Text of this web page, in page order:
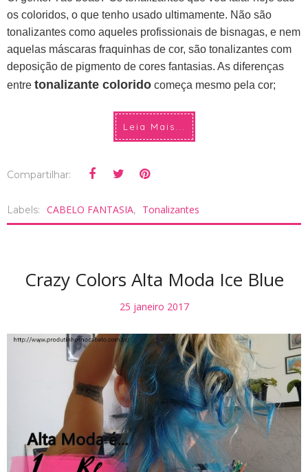
os coloridos, o que tenho usado ultimamente. Não são
tonalizantes como aqueles profissionais de bisnagas, e nem
aquelas máscaras fraquinhas de cor, são tonalizantes com
deposição de pigmento de cores fantasias. As diferenças
entre tonalizante colorido começa mesmo pela cor;
Leia Mais...
Compartilhar:
Labels: CABELO FANTASIA, Tonalizantes
Crazy Colors Alta Moda Ice Blue
25 janeiro 2017